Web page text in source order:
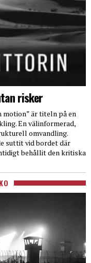
risker
motion” är titeln på en
En välinformerad,
omvandling.
suttit vid bordet där
behållit den kritiska